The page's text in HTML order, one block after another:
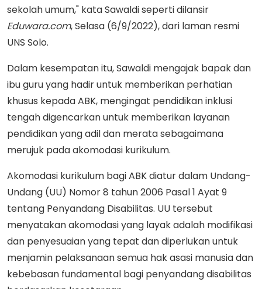
sekolah umum," kata Sawaldi seperti dilansir
Eduwara.com, Selasa (6/9/2022), dari laman resmi
UNS Solo.
Dalam kesempatan itu, Sawaldi mengajak bapak dan
ibu guru yang hadir untuk memberikan perhatian
khusus kepada ABK, mengingat pendidikan inklusi
tengah digencarkan untuk memberikan layanan
pendidikan yang adil dan merata sebagaimana
merujuk pada akomodasi kurikulum.
Akomodasi kurikulum bagi ABK diatur dalam Undang-
Undang (UU) Nomor 8 tahun 2006 Pasal 1 Ayat 9
tentang Penyandang Disabilitas. UU tersebut
menyatakan akomodasi yang layak adalah modifikasi
dan penyesuaian yang tepat dan diperlukan untuk
menjamin pelaksanaan semua hak asasi manusia dan
kebebasan fundamental bagi penyandang disabilitas